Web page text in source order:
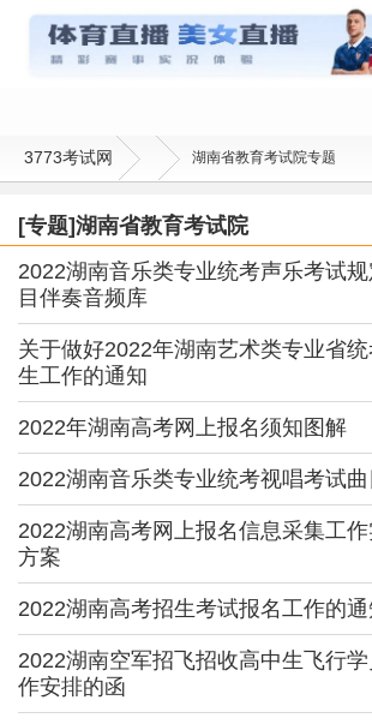
湖南省教育考试
3773考试网 湖南省教育考试院专题
[专题]湖南省教育考试院
2022湖南音乐类专业统考声乐考试规
目伴奏音频库
关于做好2022年湖南艺术类专业省
生工作的通知
2022年湖南高考网上报名须知图解
2022湖南音乐类专业统考视唱考试曲
2022湖南高考网上报名信息采集工
方案
2022湖南高考招生考试报名工作的通
2022湖南空军招飞招收高中生飞行学
作安排的函